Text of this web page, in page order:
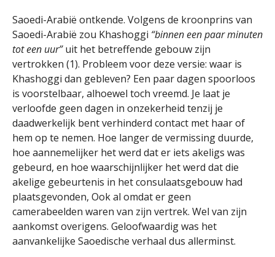
Saoedi-Arabië ontkende. Volgens de kroonprins van
Saoedi-Arabië zou Khashoggi “binnen een paar minuten
tot een uur”uit het betreffende gebouw zijn
vertrokken (1). Probleem voor deze versie: waar is
Khashoggi dan gebleven? Een paar dagen spoorloos
is voorstelbaar, alhoewel toch vreemd. Je laat je
verloofde geen dagen in onzekerheid tenzij je
daadwerkelijk bent verhinderd contact met haar of
hem op te nemen. Hoe langer de vermissing duurde,
hoe aannemelijker het werd dat er iets akeligs was
gebeurd, en hoe waarschijnlijker het werd dat die
akelige gebeurtenis in het consulaatsgebouw had
plaatsgevonden, Ook al omdat er geen
camerabeelden waren van zijn vertrek. Wel van zijn
aankomst overigens. Geloofwaardig was het
aanvankelijke Saoedische verhaal dus allerminst.